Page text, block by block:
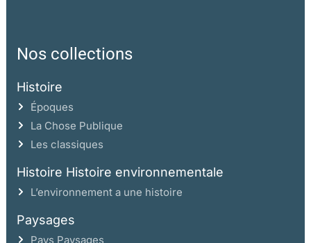
Nos collections
Histoire
Époques
La Chose Publique
Les classiques
Histoire Histoire environnementale
L’environnement a une histoire
Paysages
Pays Paysages